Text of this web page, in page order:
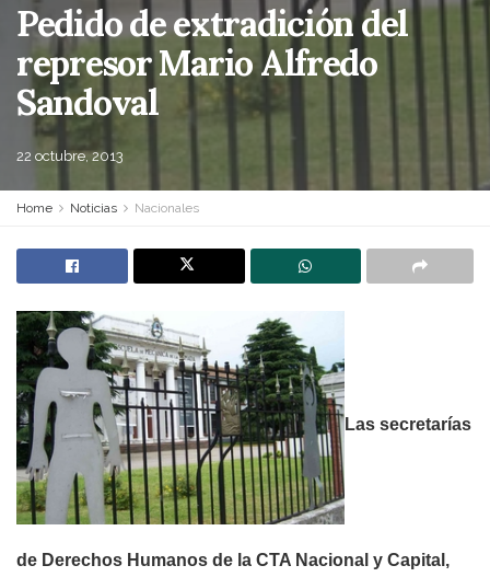
Pedido de extradición del
represor Mario Alfredo
Sandoval
22 octubre, 2013
Home Noticias Nacionales
Las secretarías
de Derechos Humanos de la CTA Nacional y Capital,